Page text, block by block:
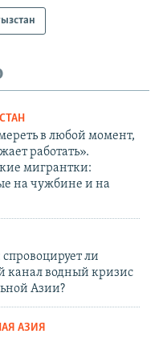
в любой момент,
работать».
мигрантки:
на чужбине и на
ли
канал водный кризис
Азии?
АЗИЯ